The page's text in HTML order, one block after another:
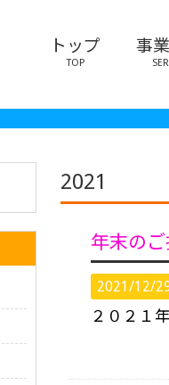
トップ
TOP
事
2021
年末の
2021/12/29
２０２１